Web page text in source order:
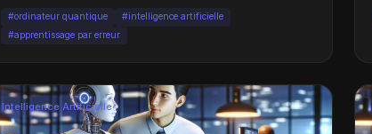
#ordinateur quantique
#intelligence artificielle
#apprentissage par erreur
Intelligence Artificielle